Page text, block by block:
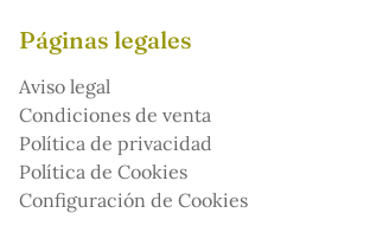
Páginas legales
Aviso legal
Condiciones de venta
Política de privacidad
Política de Cookies
Configuración de Cookies